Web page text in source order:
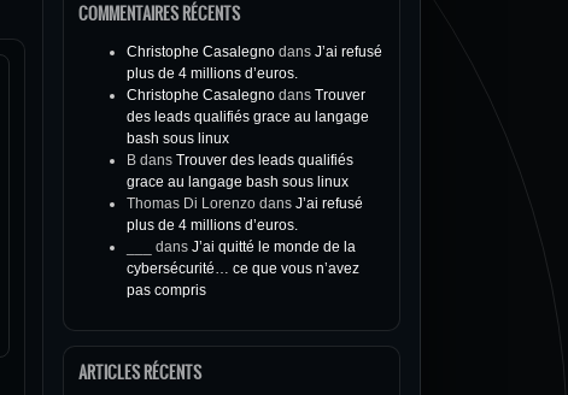
COMMENTAIRES RÉCENTS
Christophe Casalegno dans J’ai refusé
plus de 4 millions d’euros.
Christophe Casalegno dans Trouver
des leads qualifiés grace au langage
bash sous linux
B dans Trouver des leads qualifiés
grace au langage bash sous linux
Thomas Di Lorenzo dans J’ai refusé
plus de 4 millions d’euros.
dans J’ai quitté le monde de la
cybersécurité… ce que vous n’avez
pas compris
ARTICLES RÉCENTS